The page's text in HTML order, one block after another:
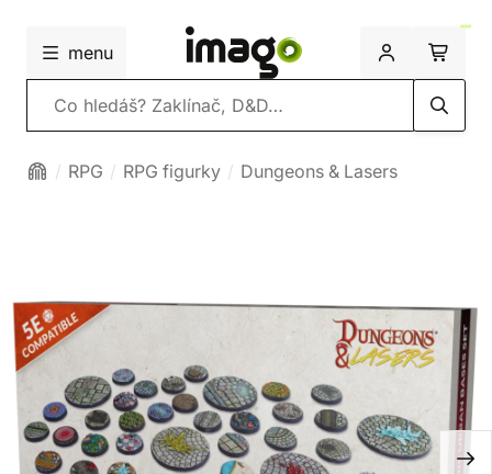
menu
Vyhledávání
RPG RPG figurky Dungeons & Lasers